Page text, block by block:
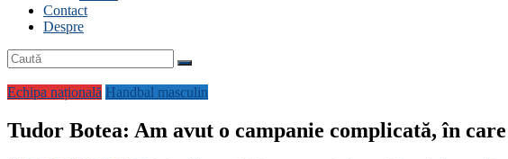
Contact
Despre
Echipa națională Handbal masculin
Tudor Botea: Am avut o campanie complicată, în